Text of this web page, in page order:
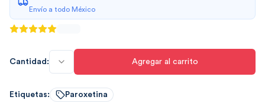
Envío a todo México
Cantidad: Agregar al carrito
Etiquetas: Paroxetina